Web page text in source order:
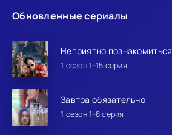
Обновленные сериалы
Неприятно познакомиться
1 сезон 1-15 серия
Завтра обязательно
1 сезон 1-8 серия